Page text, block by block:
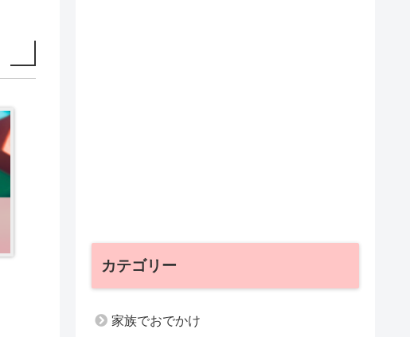
カテゴリー
家族でおでかけ